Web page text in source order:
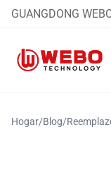
GUANGDONG
Hogar/Blog/